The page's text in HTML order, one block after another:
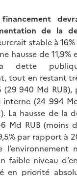
de la
stable à
hausse de 11,9%
tout en restant
(29 940 Md
(24 994
La hausse de la
Md RUB (moins
par rapport à
l’environnement
faible niveau
en priorité